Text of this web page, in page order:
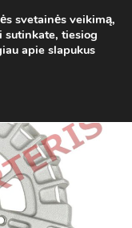
0
svetainės veikimą,
sutinkate, tiesiog
apie slapukus